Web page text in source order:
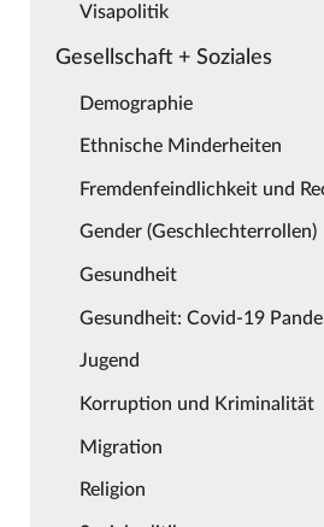
Visapolitik
Gesellschaft + Soziales
Demographie
Ethnische Minderheiten
Fremdenfeindlichkeit und
Gender (Geschlechterrollen)
Gesundheit
Gesundheit: Covid-19
Jugend
Korruption und Kriminalität
Migration
Religion